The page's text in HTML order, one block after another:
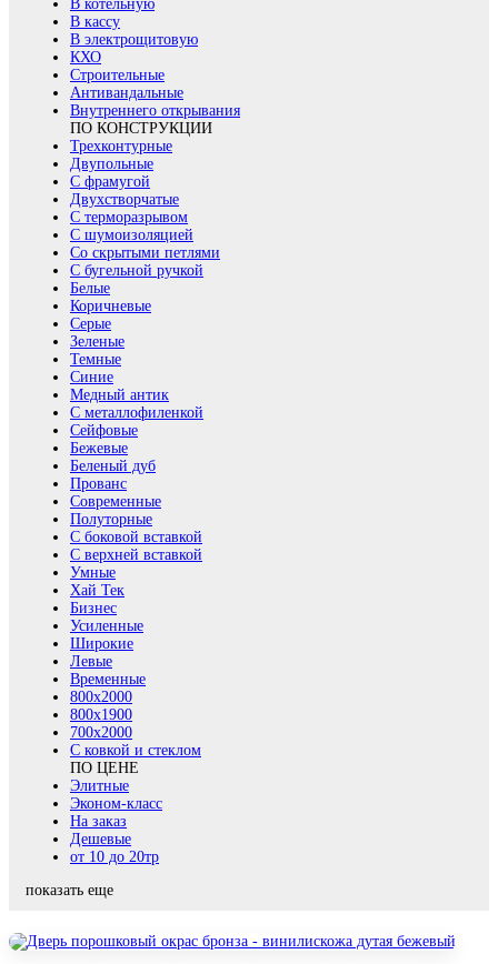
В котельную
В кассу
В электрощитовую
КХО
Строительные
Антивандальные
Внутреннего открывания
ПО КОНСТРУКЦИИ
Трехконтурные
Двупольные
С фрамугой
Двухстворчатые
С терморазрывом
С шумоизоляцией
Со скрытыми петлями
С бугельной ручкой
Белые
Коричневые
Серые
Зеленые
Темные
Синие
Медный антик
С металлофиленкой
Сейфовые
Бежевые
Беленый дуб
Прованс
Современные
Полуторные
С боковой вставкой
С верхней вставкой
Умные
Хай Тек
Бизнес
Усиленные
Широкие
Левые
Временные
800х2000
800x1900
700x2000
С ковкой и стеклом
ПО ЦЕНЕ
Элитные
Эконом-класс
На заказ
Дешевые
от 10 до 20тр
показать еще